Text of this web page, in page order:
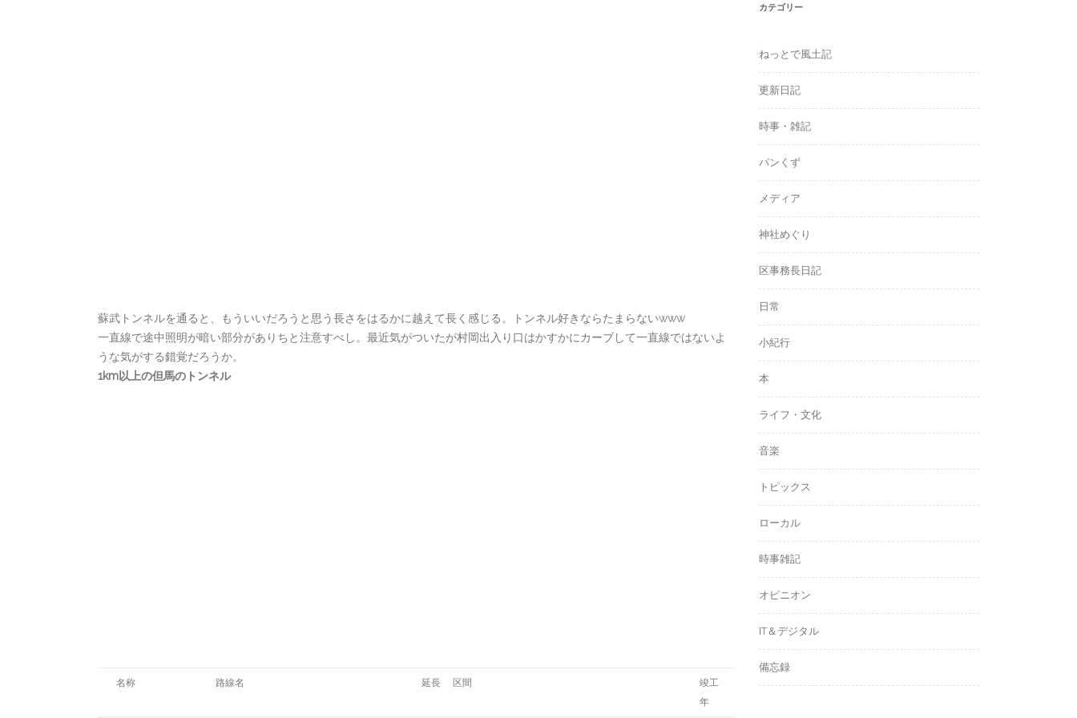
蘇武トンネルを通ると、もういいだろうと思う長さをはるかに越えて長く感じる。トンネル好きならたまらないwww
一直線で途中照明が暗い部分がありちと注意すべし。最近気がついたが村岡出入り口はかすかにカーブして一直線ではないよ
うな気がする錯覚だろうか。
1km以上の但馬のトンネル
名称 路線名 延長 区間
竣工
年
カテゴリー
ねっとで風土記
更新日記
時事・雑記
パンくず
メディア
神社めぐり
区事務長日記
日常
小紀行
本
ライフ・文化
音楽
トピックス
ローカル
時事雑記
オピニオン
IT＆デジタル
備忘録